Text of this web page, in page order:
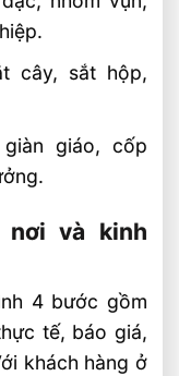
cây, sắt hộp,
giáo, cốp
nơi và kinh
4 bước gồm
tế, báo giá,
khách hàng ở